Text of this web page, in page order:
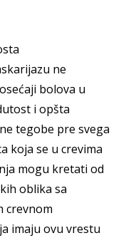
ne
bolova u
i opšta
tegobe pre svega
koja se u crevima
mogu kretati od
oblika sa
crevnom
imaju ovu vrestu